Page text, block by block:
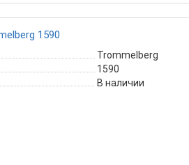
1590
Trommelberg
1590
В наличии